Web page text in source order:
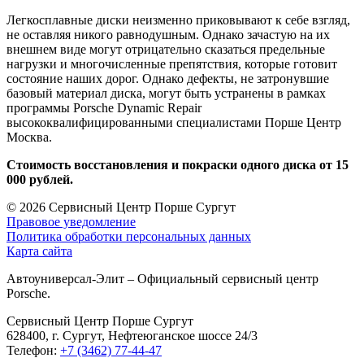
Легкосплавные диски неизменно приковывают к себе взгляд,
не оставляя никого равнодушным. Однако зачастую на их
внешнем виде могут отрицательно сказаться предельные
нагрузки и многочисленные препятствия, которые готовит
состояние наших дорог. Однако дефекты, не затронувшие
базовый материал диска, могут быть устранены в рамках
программы Porsche Dynamic Repair
высококвалифицированными специалистами Порше Центр
Москва.
Стоимость восстановления и покраски одного диска от 15
000 рублей.
© 2026 Сервисный Центр Порше Сургут
Правовое уведомление
Политика обработки персональных данных
Карта сайта
Автоуниверсал-Элит – Официальный сервисный центр
Porsche.
Сервисный Центр Порше Сургут
628400, г. Сургут, Нефтеюганское шоссе 24/3
Телефон: +7 (3462) 77-44-47